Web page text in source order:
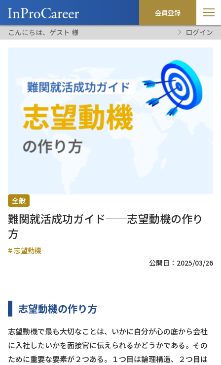
会員登録
こんにちは、ゲスト 様 ログイン
全般
難関就活成功ガイド──志望動機の作り
方
# 志望動機
公開日：2025/03/26
志望動機の作り方
志望動機で最も大切なことは、いかに自分が心の底から会社
に入社したいかを面接官に伝えられるかどうかである。その
ために重要な要素が２つある。１つ目は論理構造、２つ目は